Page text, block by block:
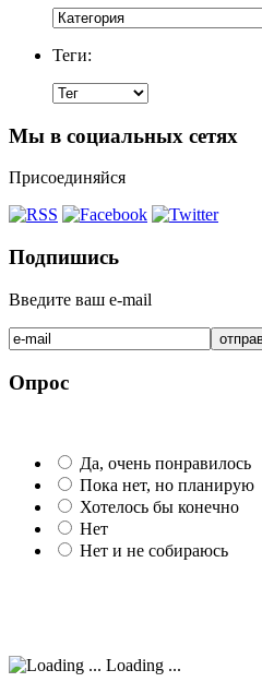
Теги:
Мы в социальных сетях
Присоединяйся
Подпишись
Введите ваш e-mail
Опрос
Да, очень понравилось
Пока нет, но планирую
Хотелось бы конечно
Нет
Нет и не собираюсь
Loading ...